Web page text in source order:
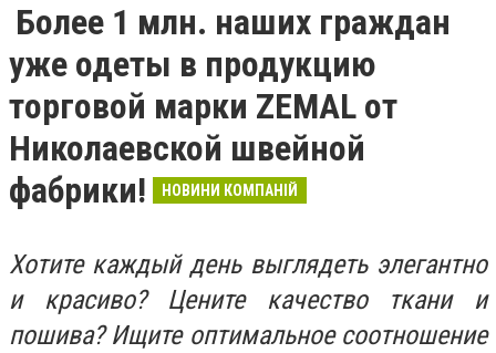
Более 1 млн. наших граждан
уже одеты в продукцию
торговой марки ZEMAL от
Николаевской швейной
фабрики!
НОВИНИ КОМПАНІЙ
Хотите каждый день выглядеть элегантно
и красиво? Цените качество ткани и
пошива? Ищите оптимальное соотношение